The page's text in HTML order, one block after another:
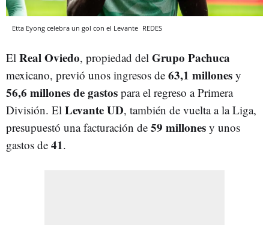
Etta Eyong celebra un gol con el Levante REDES
El Real Oviedo, propiedad del Grupo Pachuca
mexicano, previó unos ingresos de 63,1 millones y
56,6 millones de gastos para el regreso a Primera
División. El Levante UD, también de vuelta a la Liga,
presupuestó una facturación de 59 millones y unos
gastos de 41.